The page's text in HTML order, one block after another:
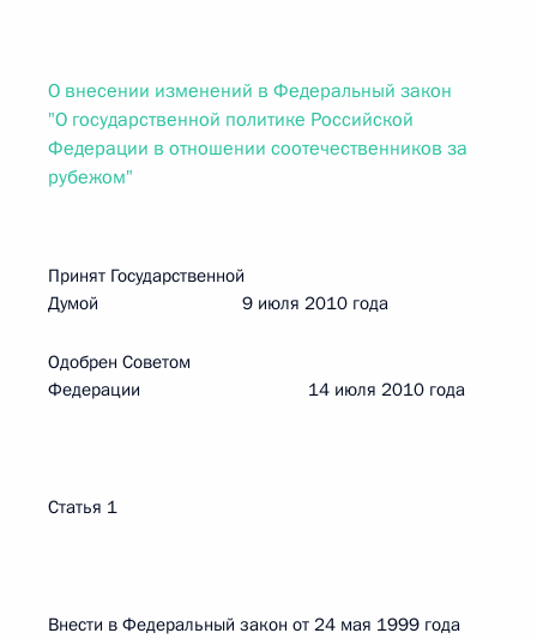
О внесении изменений в Федеральный закон
"О государственной политике Российской
Федерации в отношении соотечественников за
рубежом"
Принят Государственной
Думой 9 июля 2010 года
Одобрен Советом
Федерации 14 июля 2010 года
Статья 1
Внести в Федеральный закон от 24 мая 1999 года